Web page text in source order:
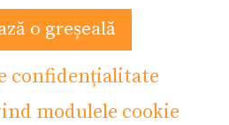
o greșeală
confidențialitate
modulele cookie